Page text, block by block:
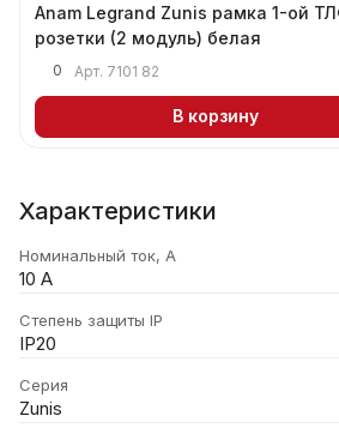
Anam Legrand Zunis рамка 1-ой
розетки (2 модуль) белая
0 Арт. 7101 82
В корзину
Характеристики
Номинальный ток, А
10 А
Степень защиты IP
IP20
Серия
Zunis